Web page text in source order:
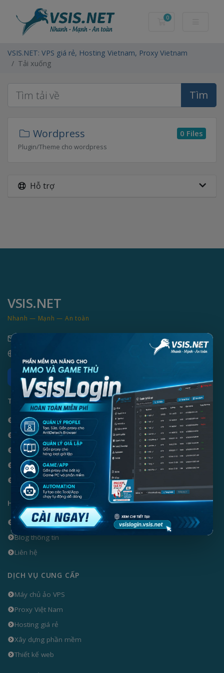
0
Giỏ hàng
VSIS.NET: VPS giá rẻ, Hosting Vietnam, Proxy Vietnam
Tải xuống
Tìm
Wordpress 0 Files
Plugin/Theme cho wordpress
Hỗ trợ
VSIS.NET
Nhanh — Mạnh — An toàn
THÔNG TIN CẦN BIẾT
Hướng dẫn đăng ký
Hướng dẫn thanh toán
Chính sách hoàn tiền
Quy định sử dụng
Chính sách riêng tư
HỖ TRỢ KHÁCH HÀNG
Tài liệu sử dụng
Blog thông tin
Liên hệ
DỊCH VỤ CUNG CẤP
Máy chủ ảo VPS
Proxy Việt Nam
Hosting giá rẻ
Xây dựng phần mềm
Thiết kế web
×